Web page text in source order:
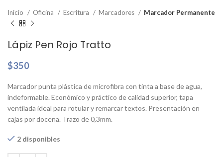
Inicio Oficina Escritura Marcadores Marcador Permanente
Lápiz Pen Rojo Tratto
$350
Marcador punta plástica de microfibra con tinta a base de agua,
indeformable. Económico y práctico de calidad superior, tapa
ventilada ideal para rotular y remarcar textos. Presentación en
cajas por docena. Trazo de 0,3mm.
2 disponibles